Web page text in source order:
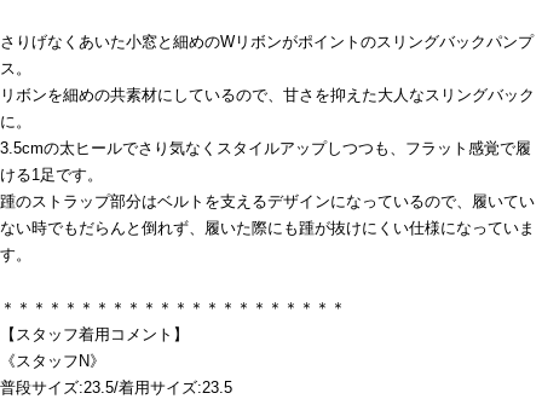
さりげなくあいた小窓と細めのWリボンがポイントのスリングバックパンプ
ス。
リボンを細めの共素材にしているので、甘さを抑えた大人なスリングバック
に。
3.5cmの太ヒールでさり気なくスタイルアップしつつも、フラット感覚で履
ける1足です。
踵のストラップ部分はベルトを支えるデザインになっているので、履いてい
ない時でもだらんと倒れず、履いた際にも踵が抜けにくい仕様になっていま
す。
＊＊＊＊＊＊＊＊＊＊＊＊＊＊＊＊＊＊＊＊＊＊
【スタッフ着用コメント】
《スタッフN》
普段サイズ:23.5/着用サイズ:23.5